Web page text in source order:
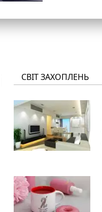
СВІТ ЗАХОПЛЕНЬ